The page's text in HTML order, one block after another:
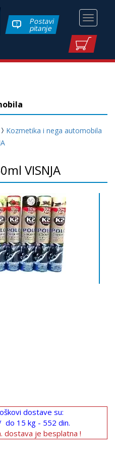
Toggle
Postavi
pitanje
Kozmetika i nega automobila
VISNJA
dostave su:
15 kg - 552 din.
dostava je besplatna !